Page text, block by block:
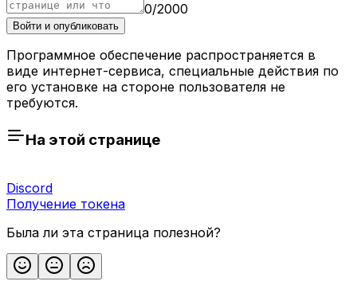
0/2000
Войти и опубликовать
Программное обеспечение распространяется в
виде интернет-сервиса, специальные действия по
его установке на стороне пользователя не
требуются.
На этой странице
Discord
Получение токена
Была ли эта страница полезной?